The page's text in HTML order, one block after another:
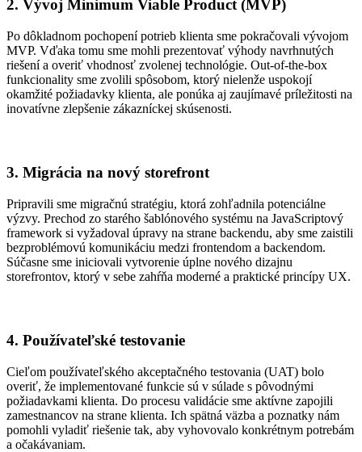
2. Vývoj Minimum Viable Product (MVP)
Po dôkladnom pochopení potrieb klienta sme pokračovali vývojom
MVP. Vďaka tomu sme mohli prezentovať výhody navrhnutých
riešení a overiť vhodnosť zvolenej technológie. Out-of-the-box
funkcionality sme zvolili spôsobom, ktorý nielenže uspokojí
okamžité požiadavky klienta, ale ponúka aj zaujímavé príležitosti na
inovatívne zlepšenie zákazníckej skúsenosti.
3. Migrácia na nový storefront
Pripravili sme migračnú stratégiu, ktorá zohľadnila potenciálne
výzvy. Prechod zo starého šablónového systému na JavaScriptový
framework si vyžadoval úpravy na strane backendu, aby sme zaistili
bezproblémovú komunikáciu medzi frontendom a backendom.
Súčasne sme iniciovali vytvorenie úplne nového dizajnu
storefrontov, ktorý v sebe zahŕňa moderné a praktické princípy UX.
4. Používateľské testovanie
Cieľom používateľského akceptačného testovania (UAT) bolo
overiť, že implementované funkcie sú v súlade s pôvodnými
požiadavkami klienta. Do procesu validácie sme aktívne zapojili
zamestnancov na strane klienta. Ich spätná väzba a poznatky nám
pomohli vyladiť riešenie tak, aby vyhovovalo konkrétnym potrebám
a očakávaniam.